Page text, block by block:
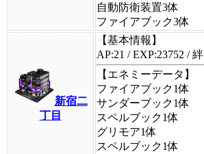
自動防衛装置3体
ファイアブック3体
新宿二
丁目
【基本情報】
AP:21 / EXP:23752 /
【エネミーデータ】
ファイアブック1体
サンダーブック1体
スペルブック1体
グリモア1体
スペルブック1体